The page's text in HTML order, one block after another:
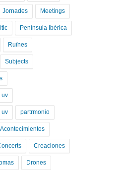
Jornades Meetings
Península Ibérica
Ruïnes
Subjects
uv
uv partrmonio
Acontecimientos
Creaciones
Drones